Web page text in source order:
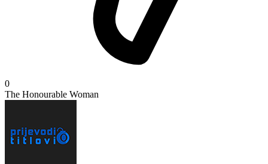
0
The Honourable Woman